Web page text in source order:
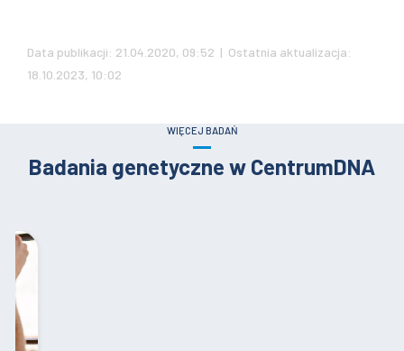
Data publikacji: 21.04.2020, 09:52 | Ostatnia aktualizacja:
18.10.2023, 10:02
WIĘCEJ BADAŃ
Badania genetyczne w CentrumDNA